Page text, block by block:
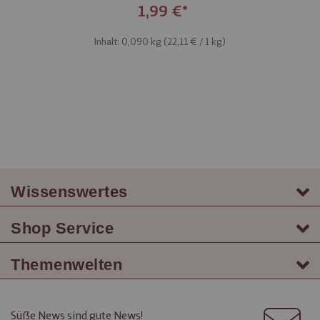
1,99 €
Inhalt: 0,090 kg (22,11 € / 1 kg)
Wissenswertes
Shop Service
Themenwelten
Süße News sind gute News!